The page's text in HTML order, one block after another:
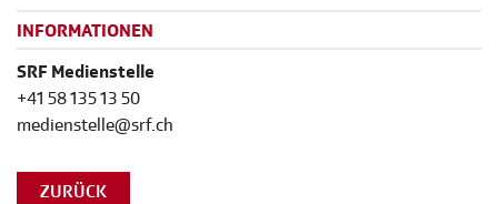
INFORMATIONEN
SRF Medienstelle
+41 58 135 13 50
medienstelle@srf.ch
ZURÜCK